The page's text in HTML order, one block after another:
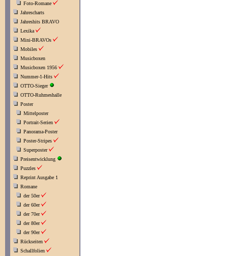
Foto-Romane
Jahrescharts
Jahreshits BRAVO
Lexika
Mini-BRAVOs
Mobiles
Musicboxen
Musicboxen 1956
Nummer-1-Hits
OTTO-Sieger
OTTO-Ruhmeshalle
Poster
Mittelposter
Portrait-Serien
Panorama-Poster
Poster-Stripes
Superposter
Preisentwicklung
Puzzles
Reprint Ausgabe 1
Romane
der 50er
der 60er
der 70er
der 80er
der 90er
Rückseiten
Schallfolien